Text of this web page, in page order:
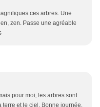
ces arbres. Une
zen. Passe une agréable
pour moi, les arbres sont
et le ciel. Bonne journée.